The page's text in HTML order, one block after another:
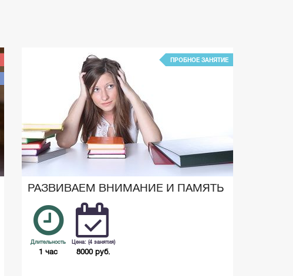
РАЗВИВАЕМ ВНИМАНИЕ И ПАМЯТЬ
Длительность
1 час
Цена: (4 занятия)
8000 руб.
ПРОБНОЕ ЗАНЯТИЕ